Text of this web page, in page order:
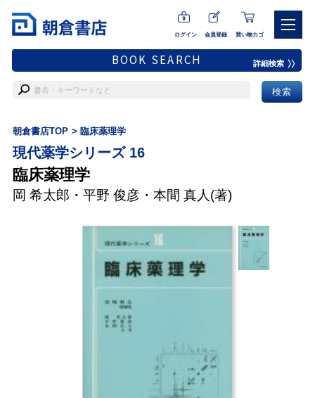
ログイン 会員登録 買い物カゴ
BOOK SEARCH 詳細検索
朝倉書店TOP 臨床薬理学
現代薬学シリーズ 16
臨床薬理学
岡 希太郎 ・ 平野 俊彦・ 本間 真人 (著)